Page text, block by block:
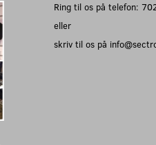
Ring til os på telefon:
eller
skriv til os på